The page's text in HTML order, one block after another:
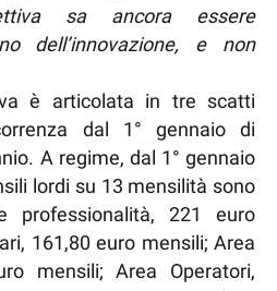
sa ancora essere
dell’innovazione, e non
è articolata in tre scatti
dal 1° gennaio di
A regime, dal 1° gennaio
lordi su 13 mensilità sono
professionalità, 221 euro
161,80 euro mensili; Area
mensili; Area Operatori,